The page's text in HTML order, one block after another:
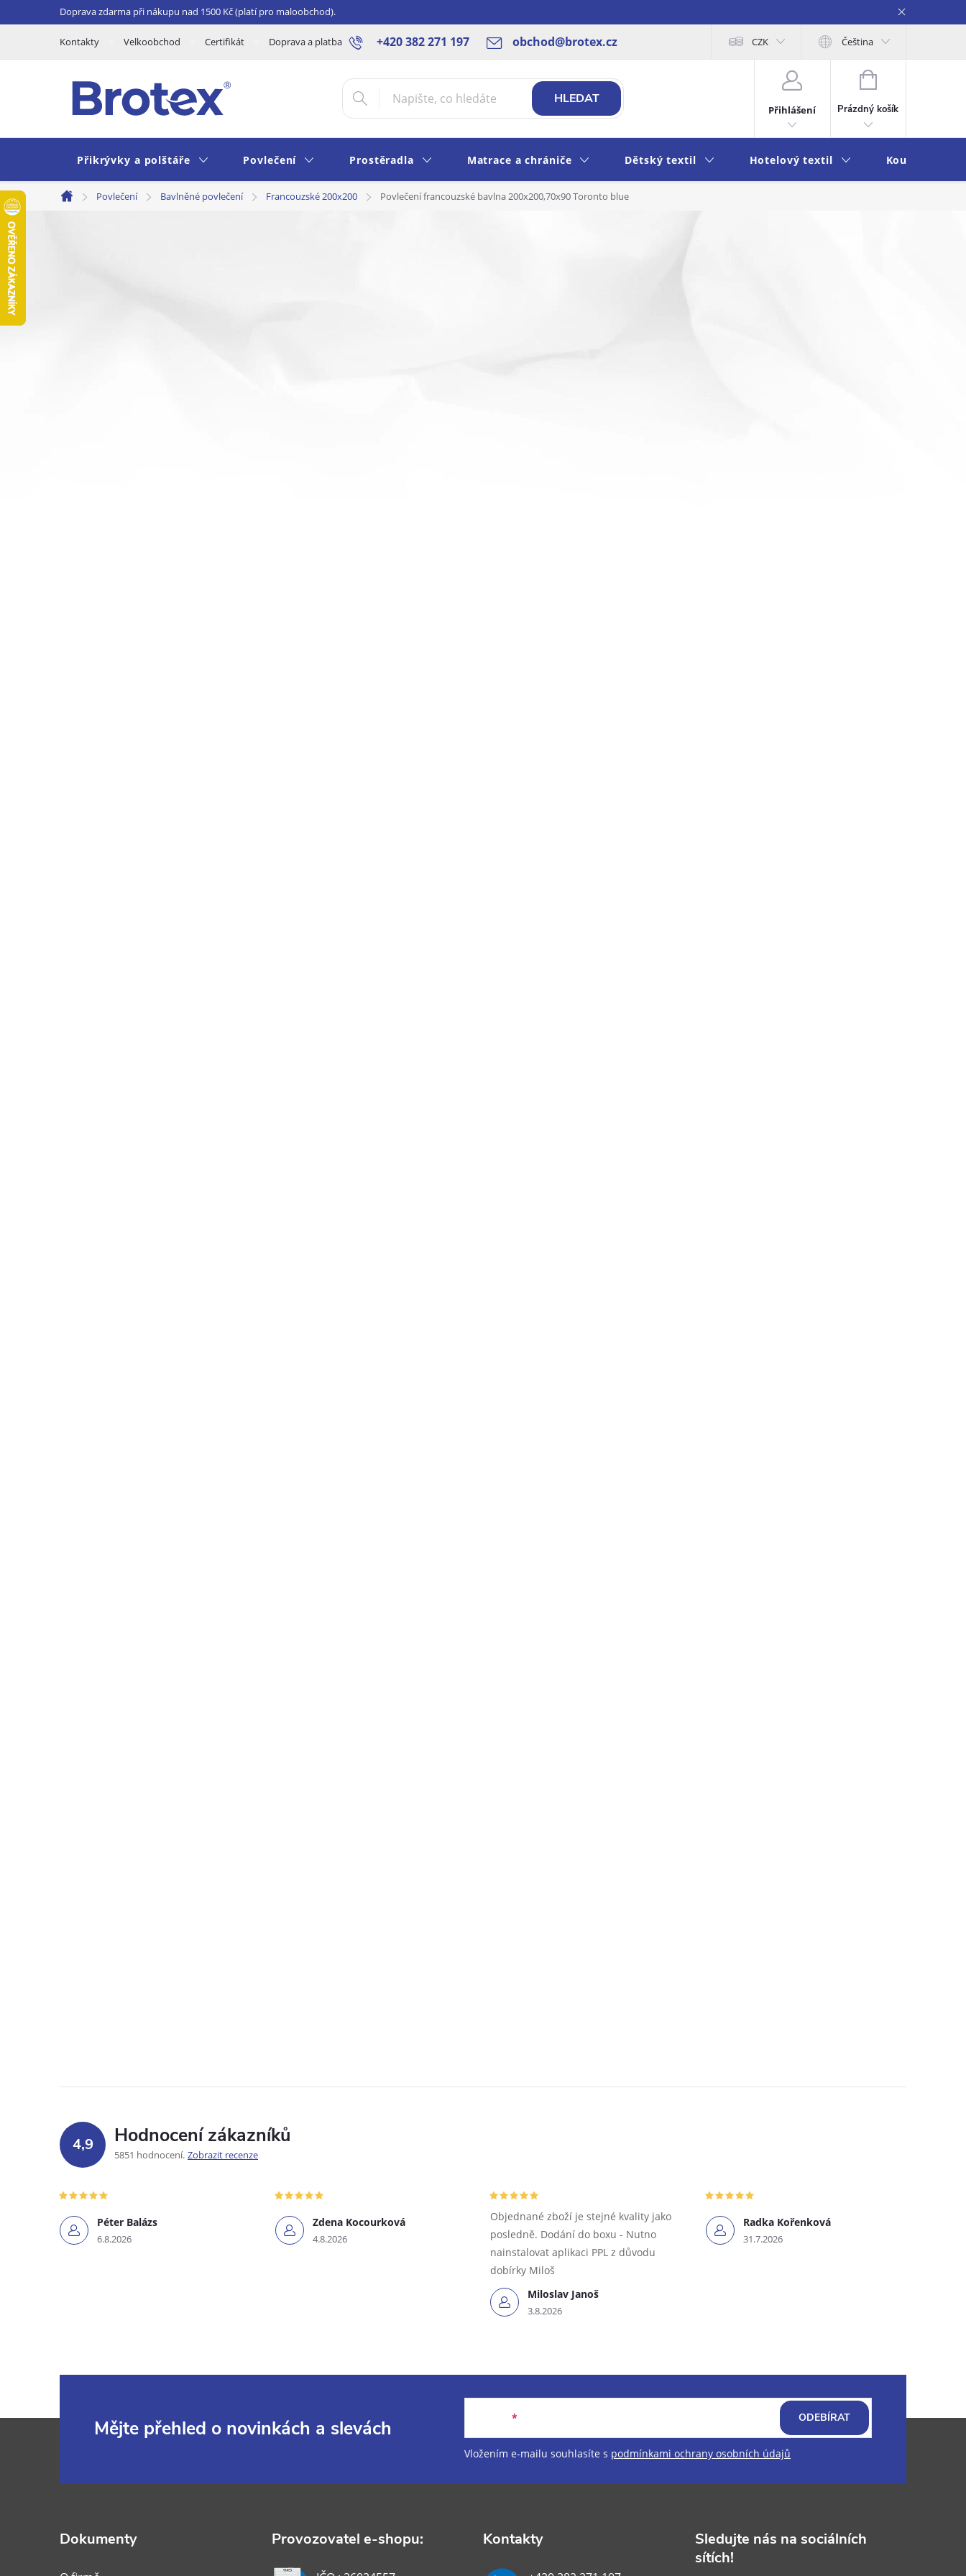
na
Doprava zdarma při nákupu nad 1500 Kč (platí pro maloobchod).
+420 382 271 197 obchod@brotex.cz
Kontakty Velkoobchod Certifikát Doprava a platba Blog Rady a tipy Obchodní podmínky Ochrana osobních údajů Moje objednávka
CZK Čeština
HLEDAT
Přihlášení
NÁKUPNÍ
KOŠÍK
Prázdný košík
Přikrývky a polštáře Povlečení Prostěradla Matrace a chrániče Dětský textil Hotelový textil Koupelna a
Domů
Povlečení Bavlněné povlečení Francouzské 200x200 Povlečení francouzské bavlna 200x200,70x90 Toronto blue
4,9 Hodnocení zákazníků
5851 hodnocení Zobrazit recenze
Péter Balázs
6.8.2026
Zdena Kocourková
4.8.2026
Miloslav Janoš
3.8.2026
Objednané zboží je stejné kvality jako
posledně. Dodání do boxu - Nutno
nainstalovat aplikaci PPL z důvodu
dobírky Miloš
Radka Kořenková
31.7.2026
Mějte přehled o novinkách a slevách
Vložením e-mailu souhlasíte s podmínkami ochrany osobních údajů
ODEBÍRAT
Dokumenty Provozovatel e-shopu: Kontakty
Sledujte nás na sociálních
sítích!